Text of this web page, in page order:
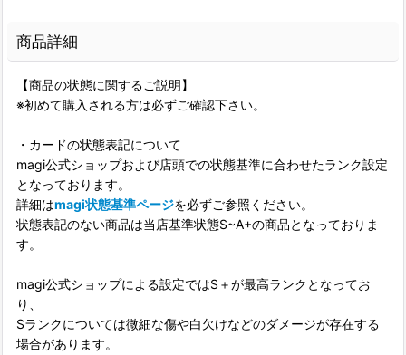
商品詳細
【商品の状態に関するご説明】
※初めて購入される方は必ずご確認下さい。
・カードの状態表記について
magi公式ショップおよび店頭での状態基準に合わせたランク設定
となっております。
詳細はmagi状態基準ページを必ずご参照ください。
状態表記のない商品は当店基準状態S~A+の商品となっておりま
す。
magi公式ショップによる設定ではS＋が最高ランクとなってお
り、
Sランクについては微細な傷や白欠けなどのダメージが存在する
場合があります。